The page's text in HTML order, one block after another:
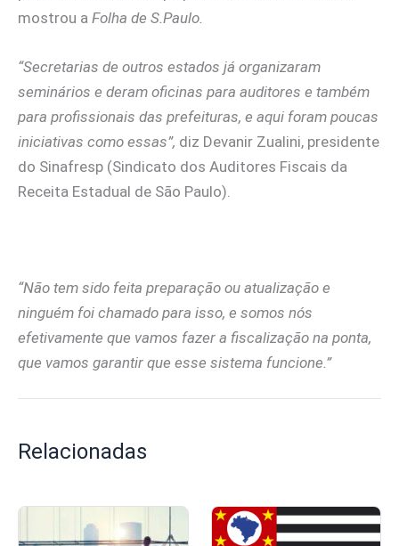
mostrou a Folha de S.Paulo.
“Secretarias de outros estados já organizaram
seminários e deram oficinas para auditores e também
para profissionais das prefeituras, e aqui foram poucas
iniciativas como essas”, diz Devanir Zualini, presidente
do Sinafresp (Sindicato dos Auditores Fiscais da
Receita Estadual de São Paulo).
“Não tem sido feita preparação ou atualização e
ninguém foi chamado para isso, e somos nós
efetivamente que vamos fazer a fiscalização na ponta,
que vamos garantir que esse sistema funcione.”
Relacionadas